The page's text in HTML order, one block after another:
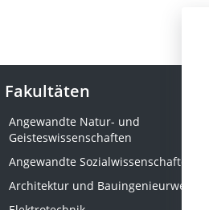
Fakultäten
Angewandte Natur- und
Geisteswissenschaften
Angewandte Sozialwissenschaften
Architektur und Bauingenieurwesen